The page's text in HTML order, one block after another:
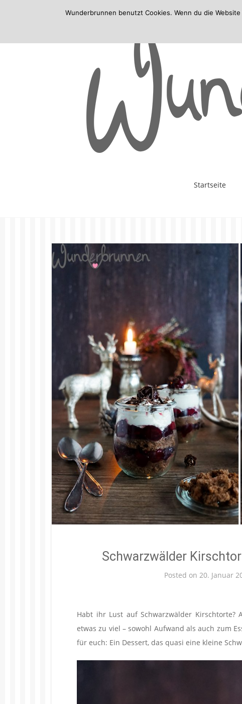
Startseite
Schwarzwälder
Posted on 20. Januar
Habt ihr Lust auf Schwarzwälder
etwas zu viel – sowohl Aufwand als auch zum
für euch: Ein Dessert, das quasi eine kleine
Wunderbrunnen benutzt Cookies. Wenn du die